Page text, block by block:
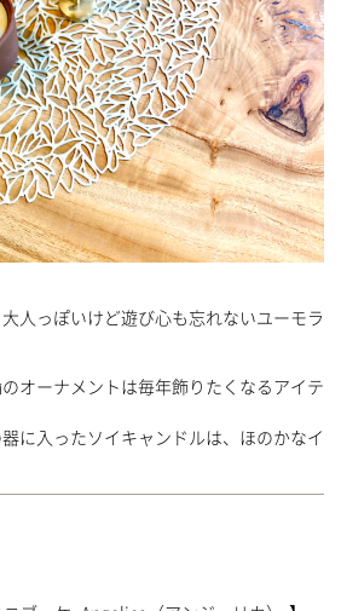
人っぽいけど遊び心も忘れないユーモラ
オーナメントは毎年飾りたくなるアイテ
に入ったソイキャンドルは、ほのかなイ